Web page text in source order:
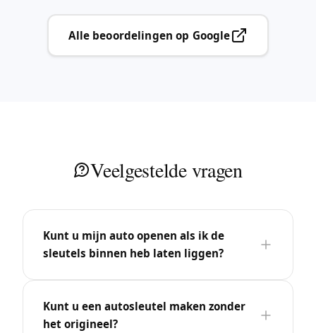
Alle beoordelingen op Google
Veelgestelde vragen
Kunt u mijn auto openen als ik de
sleutels binnen heb laten liggen?
Kunt u een autosleutel maken zonder
het origineel?